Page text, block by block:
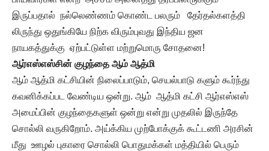
இருப்பதால் நல்லெண்ணம் கொண்ட பலரும் தேர்தல்களத்தி
லிருந்து ஒதுங்கியே நிற்க விரும்புவது இந்திய ஜன
நாயகத்துக்கு ஏற்பட்டுள்ள மற்றுமொரு சோதனை!
ஆர்எஸ்எஸ்சின் குழந்தை ஆம் ஆத்மி
ஆம் ஆத்மி கட்சியின் நிலைப்பாடும், செயல்பாடு களும் கூர்ந்து
கவனிக்கப்பட வேண்டிய ஒன்று. ஆம் ஆத்மி கட்சி ஆர்எஸ்எஸ்
அமைப்பின் குழந்தைகளுள் ஒன்று என்று முதலில் இருந்தே
சொல்லி வருகிறோம். அய்க்கிய முற்போக்குக் கூட்டணி அரசின்
மீது ஊழல் புகாரை சொல்லி பொதுமக்கள் மத்தியில் பெரும்